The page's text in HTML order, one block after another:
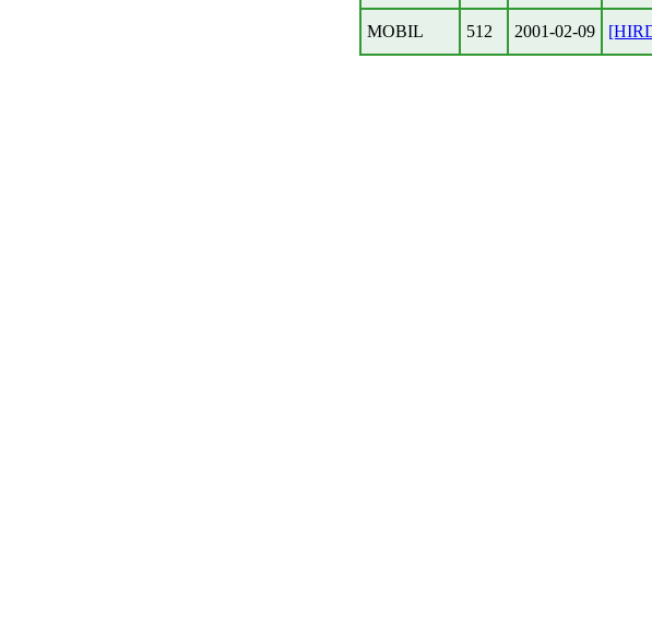
MOBIL 512 2001-02-09